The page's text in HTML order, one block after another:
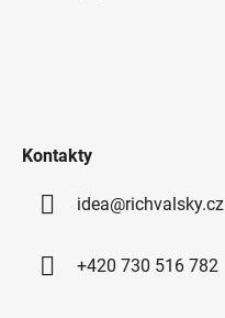
Kontakty
idea@richvalsky.cz
+420 730 516 782